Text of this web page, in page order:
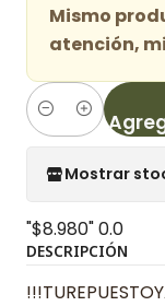
Mismo
atención,
Cantidad
Mostrar
"$8.980"0.0
DESCRIPCIÓN